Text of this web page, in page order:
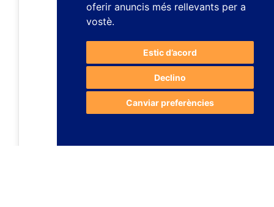
oferir anuncis més rellevants per a
vostè.
Estic d’acord
Declino
Canviar preferències